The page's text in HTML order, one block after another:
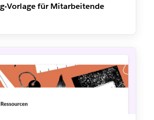
Vorlage für Mitarbeitende